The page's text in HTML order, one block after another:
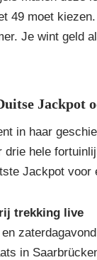
49 moet
Je wint geld
Jackpot
in haar
drie hele
Jackpot voor
trekking live
in